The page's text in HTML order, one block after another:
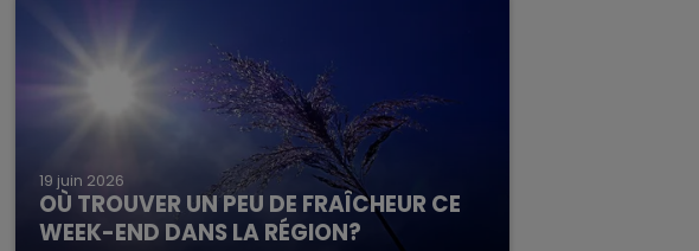
19 juin 2026
OÙ TROUVER UN PEU DE FRAÎCHEUR CE
WEEK-END DANS LA RÉGION?